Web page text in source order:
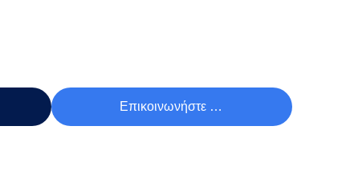
Επικοινωνήστε Τώρα